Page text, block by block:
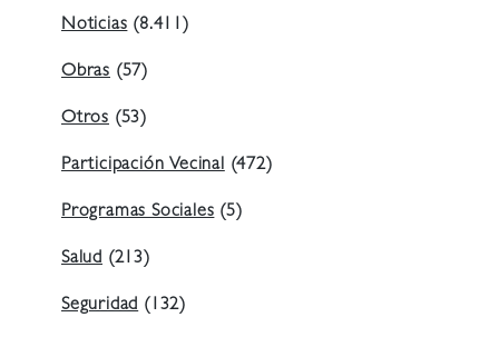
Noticias(8.411)
Obras (57)
Otros (53)
Participación Vecinal(472)
Programas Sociales(5)
Salud (213)
Seguridad(132)